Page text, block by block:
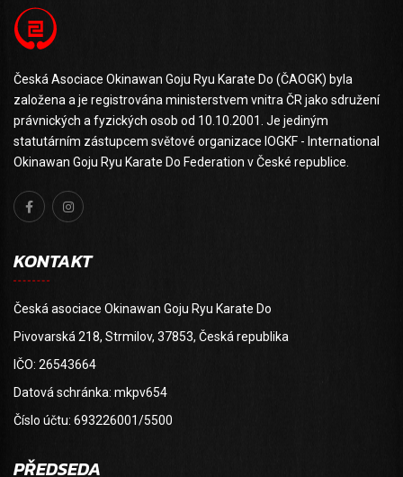
Česká Asociace Okinawan Goju Ryu Karate Do (ČAOGK) byla
založena a je registrována ministerstvem vnitra ČR jako sdružení
právnických a fyzických osob od 10.10.2001. Je jediným
statutárním zástupcem světové organizace IOGKF - International
Okinawan Goju Ryu Karate Do Federation v České republice.
KONTAKT
Česká asociace Okinawan Goju Ryu Karate Do
Pivovarská 218, Strmilov, 37853, Česká republika
IČO: 26543664
Datová schránka: mkpv654
Číslo účtu: 693226001/5500
PŘEDSEDA